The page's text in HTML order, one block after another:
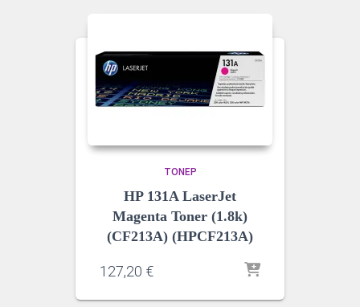
ΤΌΝΕΡ
HP 131A LaserJet
Magenta Toner (1.8k)
(CF213A) (HPCF213A)
127,20 €